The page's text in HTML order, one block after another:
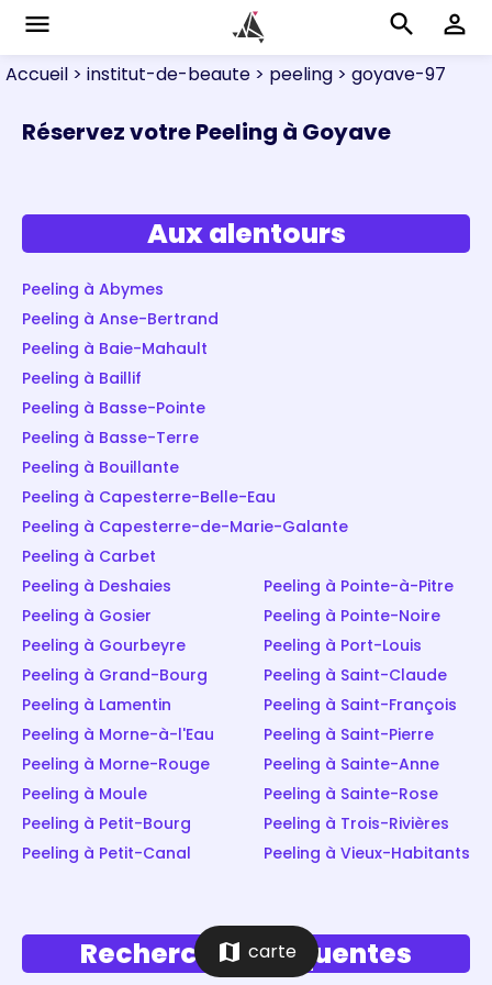
menu search perm_identity
Accueil > institut-de-beaute > peeling > goyave-97
Réservez votre Peeling à Goyave
Aux alentours
Peeling à Abymes
Peeling à Anse-Bertrand
Peeling à Baie-Mahault
Peeling à Baillif
Peeling à Basse-Pointe
Peeling à Basse-Terre
Peeling à Bouillante
Peeling à Capesterre-Belle-Eau
Peeling à Capesterre-de-Marie-Galante
Peeling à Carbet
Peeling à Deshaies
Peeling à Gosier
Peeling à Gourbeyre
Peeling à Grand-Bourg
Peeling à Lamentin
Peeling à Morne-à-l'Eau
Peeling à Morne-Rouge
Peeling à Moule
Peeling à Petit-Bourg
Peeling à Petit-Canal
Peeling à Pointe-à-Pitre
Peeling à Pointe-Noire
Peeling à Port-Louis
Peeling à Saint-Claude
Peeling à Saint-François
Peeling à Saint-Pierre
Peeling à Sainte-Anne
Peeling à Sainte-Rose
Peeling à Trois-Rivières
Peeling à Vieux-Habitants
Recherches fréquentes
map carte